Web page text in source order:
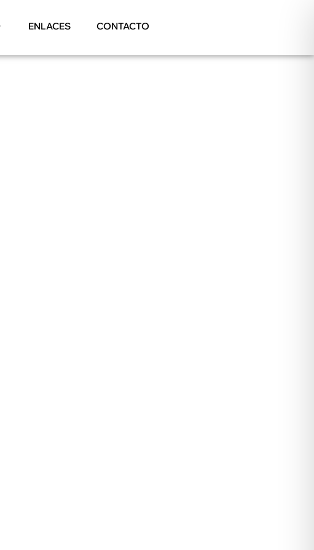
ENLACES CONTACTO